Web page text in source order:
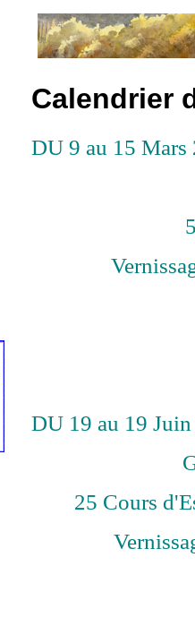
Calendrier
DU 9 au 15 Mars
DU 19 au 19
25 Cours